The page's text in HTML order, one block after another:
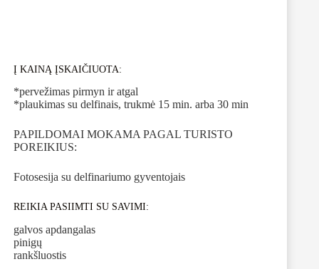
Į KAINĄ ĮSKAIČIUOTA:
*pervežimas pirmyn ir atgal
*plaukimas su delfinais, trukmė 15 min. arba 30 min
PAPILDOMAI MOKAMA PAGAL TURISTO
POREIKIUS:
Fotosesija su delfinariumo gyventojais
REIKIA PASIIMTI SU SAVIMI:
galvos apdangalas
pinigų
rankšluostis